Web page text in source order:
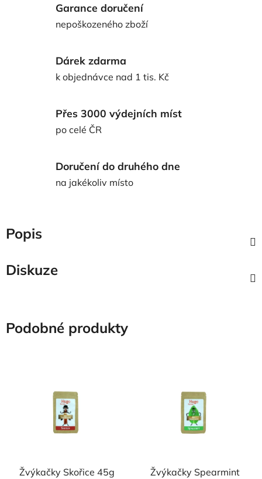
Garance doručení
nepoškozeného zboží
Dárek zdarma
k objednávce nad 1 tis. Kč
Přes 3000 výdejních míst
po celé ČR
Doručení do druhého dne
na jakékoliv místo
Popis
Diskuze
Podobné produkty
Žvýkačky Skořice 45g
Žvýkačky Spearmint